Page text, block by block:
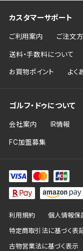
カスタマーサポート
ご利用案内 ご注文
送料・手数料について
お買物ポイント よく
ゴルフ・ドゥについて
会社案内 IR情報
FC加盟募集
利用規約 個人情報保
特定商取引法に基づく表
古物営業法に基づく表示